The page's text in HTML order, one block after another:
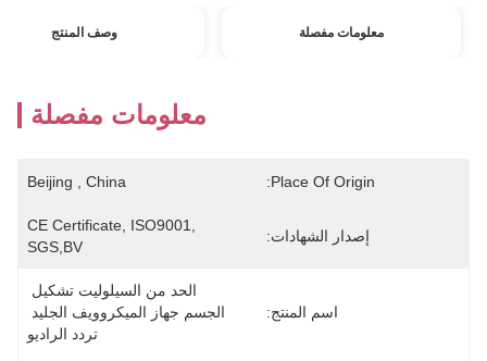
معلومات مفصلة وصف المنتج
معلومات مفصلة
Place Of Origin:
Beijing , China
إصدار الشهادات:
CE Certificate, ISO9001,
SGS,BV
اسم المنتج:
تردد الراديو